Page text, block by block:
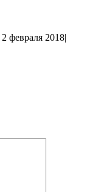
2 февраля 2018|